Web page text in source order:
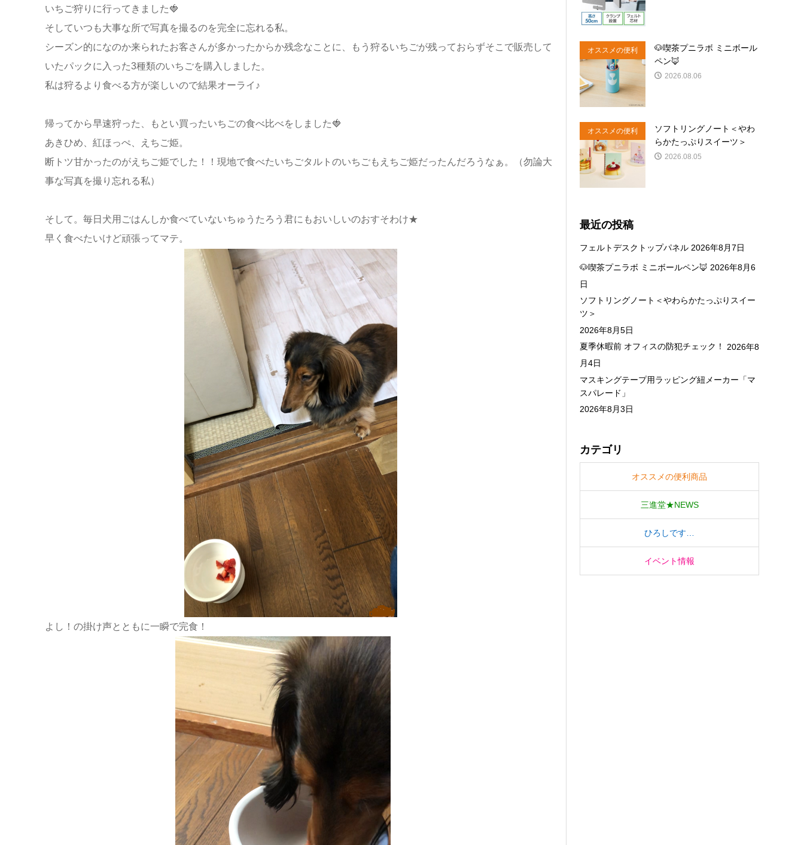
いちご狩りに行ってきました🍓
そしていつも大事な所で写真を撮るのを完全に忘れる私。
シーズン的になのか来られたお客さんが多かったからか残念なことに、もう狩るいちごが残っておらずそこで販売して
いたパックに入った3種類のいちごを購入しました。
私は狩るより食べる方が楽しいので結果オーライ♪
帰ってから早速狩った、もとい買ったいちごの食べ比べをしました🍓
あきひめ、紅ほっぺ、えちご姫。
断トツ甘かったのがえちご姫でした！！現地で食べたいちごタルトのいちごもえちご姫だったんだろうなぁ。（勿論大
事な写真を撮り忘れる私）
そして。毎日犬用ごはんしか食べていないちゅうたろう君にもおいしいのおすそわけ★
早く食べたいけど頑張ってマテ。
よし！の掛け声とともに一瞬で完食！
オススメの便利
商品
🐶喫茶プニラボ ミニボール
ペン🦊
2026.08.06
オススメの便利
商品
ソフトリングノート＜やわ
らかたっぷりスイーツ＞
2026.08.05
最近の投稿
フェルトデスクトップパネル 2026年8月7日
🐶喫茶プニラボ ミニボールペン🦊 2026年8月6
日
ソフトリングノート＜やわらかたっぷりスイー
ツ＞
2026年8月5日
夏季休暇前 オフィスの防犯チェック！
2026年8
月4日
マスキングテープ用ラッピング紐メーカー「マ
スパレード」
2026年8月3日
カテゴリ
オススメの便利商品
三進堂★NEWS
ひろしです…
イベント情報